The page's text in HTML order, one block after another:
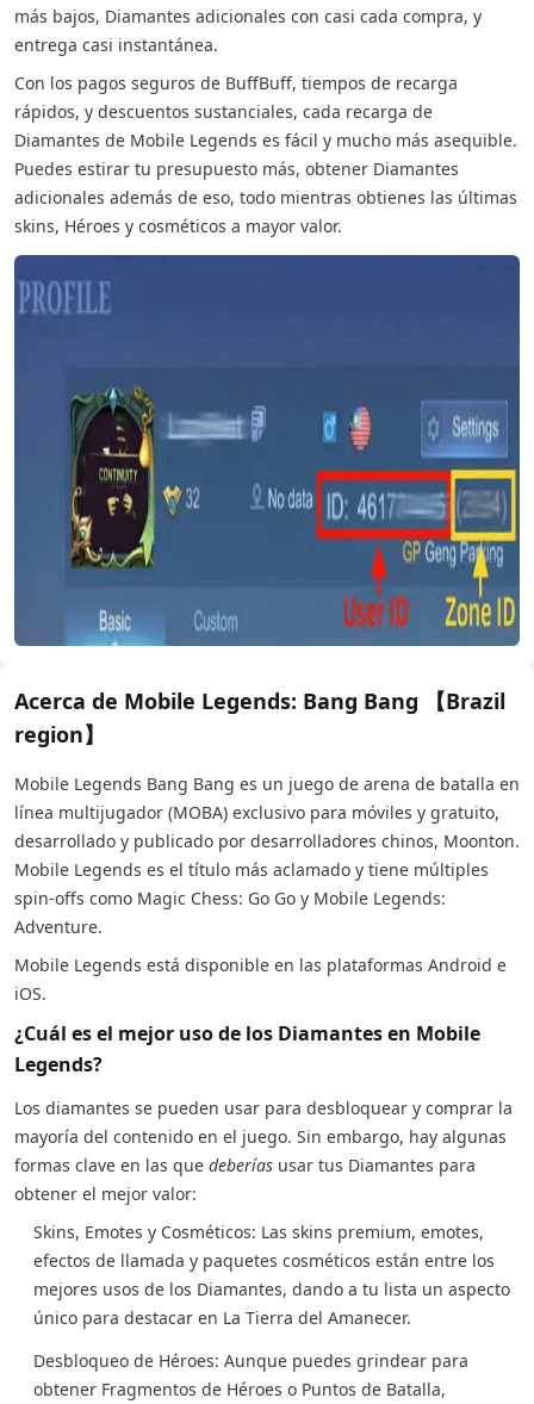
más bajos, Diamantes adicionales con casi cada compra, y
entrega casi instantánea.
Con los pagos seguros de BuffBuff, tiempos de recarga
rápidos, y descuentos sustanciales, cada recarga de
Diamantes de Mobile Legends es fácil y mucho más asequible.
Puedes estirar tu presupuesto más, obtener Diamantes
adicionales además de eso, todo mientras obtienes las últimas
skins, Héroes y cosméticos a mayor valor.
Acerca de Mobile Legends: Bang Bang 【Brazil
region】
Mobile Legends Bang Bang es un juego de arena de batalla en
línea multijugador (MOBA) exclusivo para móviles y gratuito,
desarrollado y publicado por desarrolladores chinos, Moonton.
Mobile Legends es el título más aclamado y tiene múltiples
spin-offs como Magic Chess: Go Go y Mobile Legends:
Adventure.
Mobile Legends está disponible en las plataformas Android e
iOS.
¿Cuál es el mejor uso de los Diamantes en Mobile
Legends?
Los diamantes se pueden usar para desbloquear y comprar la
mayoría del contenido en el juego. Sin embargo, hay algunas
formas clave en las que deberías usar tus Diamantes para
obtener el mejor valor:
Skins, Emotes y Cosméticos: Las skins premium, emotes,
efectos de llamada y paquetes cosméticos están entre los
mejores usos de los Diamantes, dando a tu lista un aspecto
único para destacar en La Tierra del Amanecer.
Desbloqueo de Héroes: Aunque puedes grindear para
obtener Fragmentos de Héroes o Puntos de Batalla,